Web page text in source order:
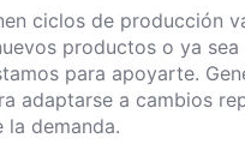
ciclos de producción
productos o ya
para apoyarte.
adaptarse a cambios
demanda.